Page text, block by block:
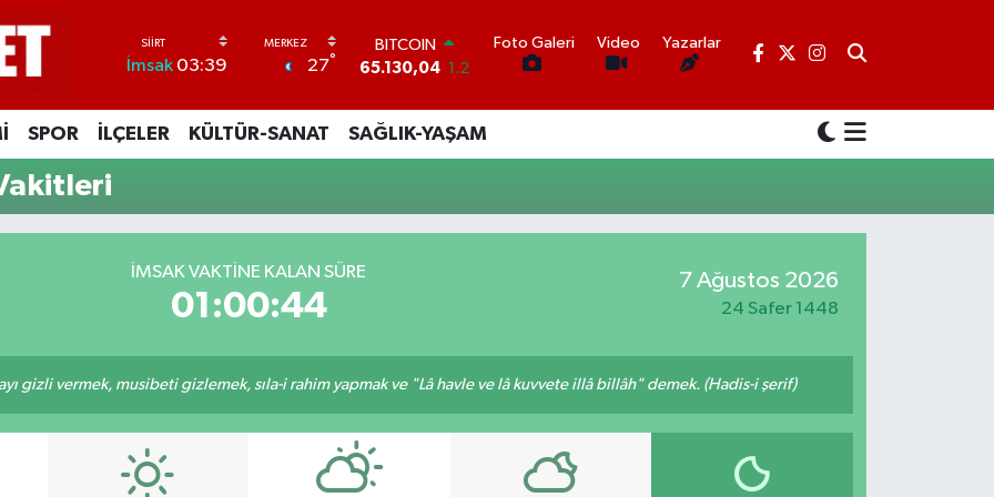
İmsak03:39 27°
BITCOIN
65.130,04 1.2
47,7106 0.17
EURO
55,1652 0.27
GRAM ALTIN
Foto Galeri Video Yazarlar
SPOR İLÇELER KÜLTÜR-SANAT SAĞLIK-YAŞAM
İMSAK VAKTINE KALAN SÜRE
01:00:43
7 Ağustos 2026
24 Safer 1448
gizli vermek, musibeti gizlemek, sıla-i rahim yapmak ve "Lâ havle ve lâ kuvvete illâ billâh" demek. (Hadis-i şerif)